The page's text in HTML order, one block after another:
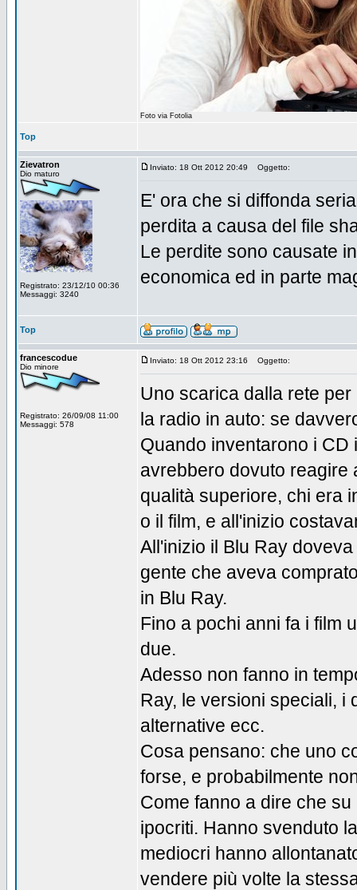
Foto via Fotolia
Top
Zievatron
Dio maturo
Registrato: 23/12/10 00:36
Messaggi: 3240
Inviato: 18 Ott 2012 20:49 Oggetto:
E' ora che si diffonda
perdita a causa del file
Le perdite sono causate
economica ed in parte
Top
francescodue
Dio minore
Registrato: 26/09/08 11:00
Messaggi: 578
Inviato: 18 Ott 2012 23:16 Oggetto:
Uno scarica dalla rete
la radio in auto: se
Quando inventarono i
avrebbero dovuto reagire
qualità superiore, chi era
o il film, e all'inizio
All'inizio il Blu Ray
gente che aveva
in Blu Ray.
Fino a pochi anni fa i film
due.
Adesso non fanno in
Ray, le versioni speciali, i
alternative ecc.
Cosa pensano: che uno
forse, e probabilmente
Come fanno a dire che
ipocriti. Hanno svenduto
mediocri hanno
vendere più volte la